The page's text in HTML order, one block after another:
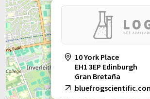
vocabulario, sintaxis o gramática. El
se puede encontrar
10 York Place
EH1 3EP Edinburgh
Gran Bretaña